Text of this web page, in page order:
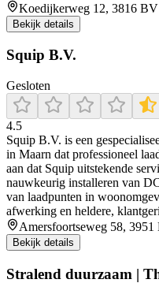
Koedijkerweg 12, 3816
Bekijk details
Squip B.V.
Gesloten
4.5
Squip B.V. is een
in Maarn dat professioneel
aan dat Squip uitstekende
nauwkeurig installeren van
van laadpunten in
afwerking en heldere,
Amersfoortseweg 58,
Bekijk details
Stralend duurzaam |